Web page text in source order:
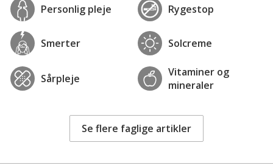
Personlig pleje Rygestop
Smerter Solcreme
Sårpleje
Vitaminer og
mineraler
Se flere faglige artikler